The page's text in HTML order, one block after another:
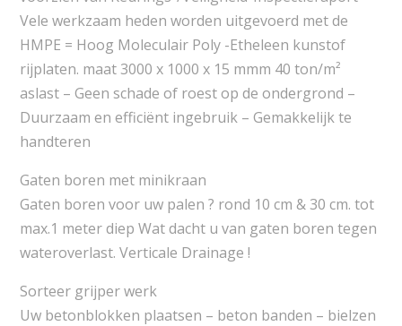
Vele werkzaam heden worden uitgevoerd met de
HMPE = Hoog Moleculair Poly -Etheleen kunstof
rijplaten. maat 3000 x 1000 x 15 mmm 40 ton/m²
aslast – Geen schade of roest op de ondergrond –
Duurzaam en efficiënt ingebruik – Gemakkelijk te
handteren
Gaten boren met minikraan
Gaten boren voor uw palen ? rond 10 cm & 30 cm. tot
max.1 meter diep Wat dacht u van gaten boren tegen
wateroverlast. Verticale Drainage !
Sorteer grijper werk
Uw betonblokken plaatsen – beton banden – bielzen